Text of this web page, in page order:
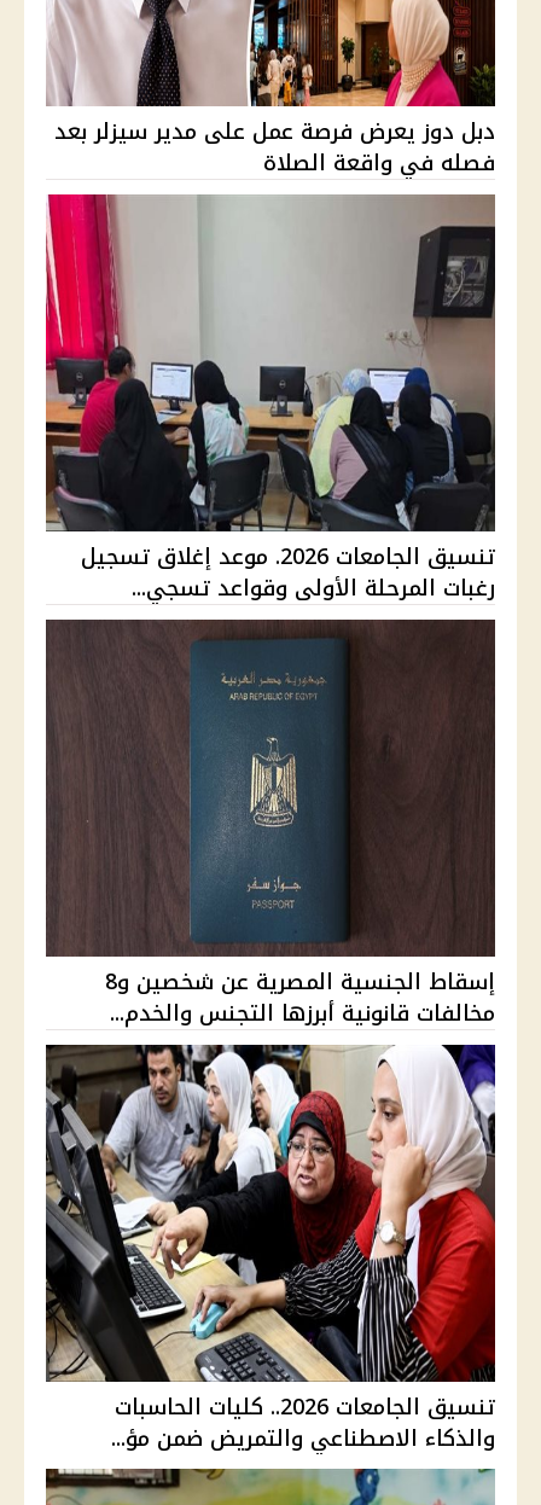
دبل دوز يعرض فرصة عمل على مدير سيزلر بعد
فصله في واقعة الصلاة
تنسيق الجامعات 2026. موعد إغلاق تسجيل
رغبات المرحلة الأولى وقواعد تسجي...
إسقاط الجنسية المصرية عن شخصين و8
مخالفات قانونية أبرزها التجنس والخدم...
تنسيق الجامعات 2026.. كليات الحاسبات
والذكاء الاصطناعي والتمريض ضمن مؤ...